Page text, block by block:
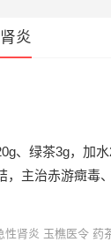
炎
、绿茶3g，加
，主治赤游癍毒
性肾炎 玉樵医令 药